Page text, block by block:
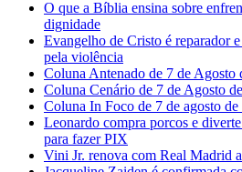
O que a Bíblia ensina sobre
dignidade
Evangelho de Cristo é reparador
pela violência
Coluna Antenado de 7 de Agosto
Coluna Cenário de 7 de Agosto
Coluna In Foco de 7 de agosto de
Leonardo compra porcos e
para fazer PIX
Vini Jr. renova com Real Madrid